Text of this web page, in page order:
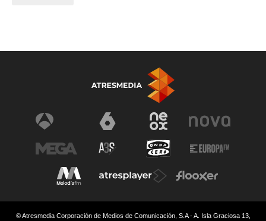
© Atresmedia Corporación de Medios de Comunicación, S.A - A. Isla Graciosa 13,